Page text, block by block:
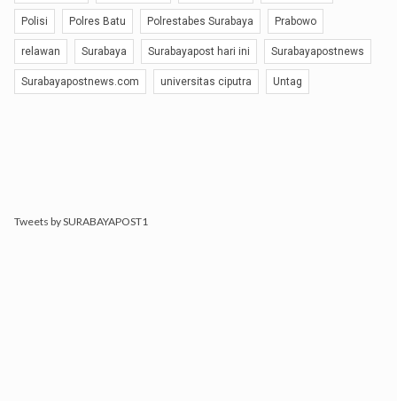
Polisi Polres Batu Polrestabes Surabaya Prabowo
relawan Surabaya Surabayapost hari ini Surabayapostnews
Surabayapostnews.com universitas ciputra Untag
Tweets by SURABAYAPOST1